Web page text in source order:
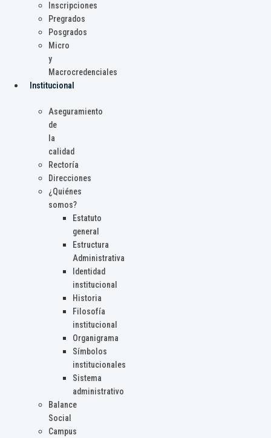
Inscripciones
Pregrados
Posgrados
Micro
y
Macrocredenciales
Institucional
Aseguramiento
de
la
calidad
Rectoría
Direcciones
¿Quiénes
somos?
Estatuto
general
Estructura
Administrativa
Identidad
institucional
Historia
Filosofía
institucional
Organigrama
Símbolos
institucionales
Sistema
administrativo
Balance
Social
Campus